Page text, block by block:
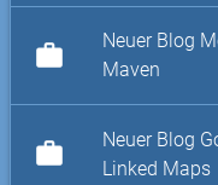
work
Neuer Blog
Maven
work
Neuer Blog
Linked Maps